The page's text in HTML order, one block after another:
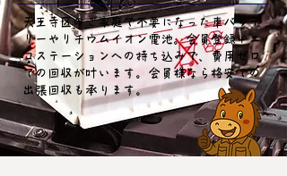
天王寺区のご家庭で不要になった車バッテ
リーやリチウムイオン電池。会員登録＋エ
コステーションへの持ち込みで、費用ゼロ
での回収が叶います。会員様なら格安での
出張回収も承ります。